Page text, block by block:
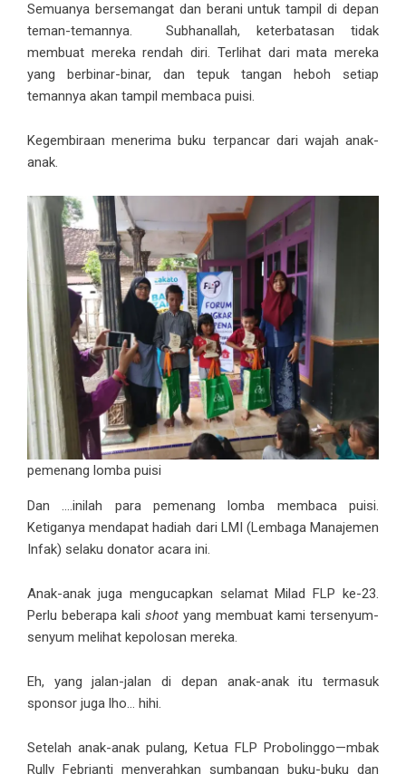
Semuanya bersemangat dan berani untuk tampil di depan
teman-temannya. Subhanallah, keterbatasan tidak
membuat mereka rendah diri. Terlihat dari mata mereka
yang berbinar-binar, dan tepuk tangan heboh setiap
temannya akan tampil membaca puisi.
Kegembiraan menerima buku terpancar dari wajah anak-
anak.
pemenang lomba puisi
Dan ….inilah para pemenang lomba membaca puisi.
Ketiganya mendapat hadiah dari LMI (Lembaga Manajemen
Infak) selaku donator acara ini.
Anak-anak juga mengucapkan selamat Milad FLP ke-23.
Perlu beberapa kali shoot yang membuat kami tersenyum-
senyum melihat kepolosan mereka.
Eh, yang jalan-jalan di depan anak-anak itu termasuk
sponsor juga lho… hihi.
Setelah anak-anak pulang, Ketua FLP Probolinggo—mbak
Rully Febrianti menyerahkan sumbangan buku-buku dan